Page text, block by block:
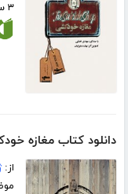
۳ ساعت و ۳۷ دقیقه
دانلود کتاب مغازه
از: